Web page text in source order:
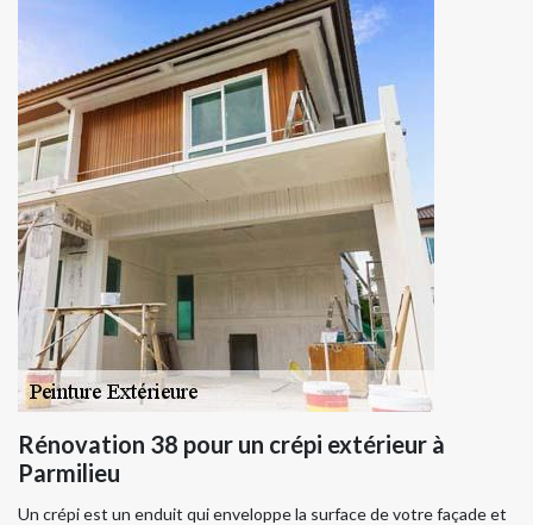
Rénovation 38 pour un crépi extérieur à
Parmilieu
Un crépi est un enduit qui enveloppe la surface de votre façade et